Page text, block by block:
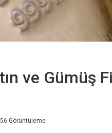
ve Gümüş
Görüntüleme